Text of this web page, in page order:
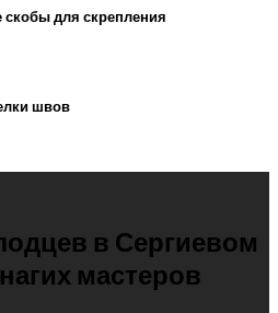
для скрепления
швов
в Сергиевом
мастеров